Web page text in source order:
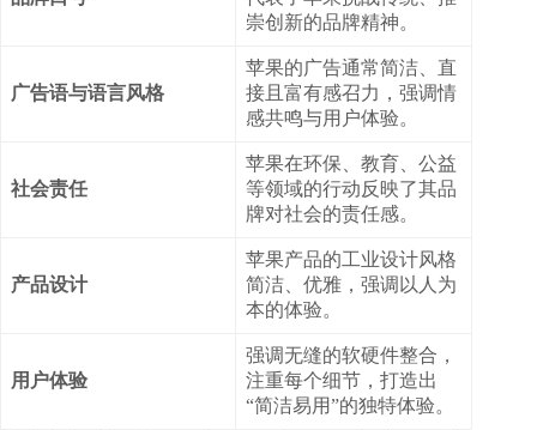
崇创新的品牌精神。
广告语与语言风格
苹果的广告通常简洁、直
接且富有感召力，强调情
感共鸣与用户体验。
社会责任
苹果在环保、教育、公益
等领域的行动反映了其品
牌对社会的责任感。
产品设计
苹果产品的工业设计风格
简洁、优雅，强调以人为
本的体验。
用户体验
强调无缝的软硬件整合，
注重每个细节，打造出
“简洁易用”的独特体验。